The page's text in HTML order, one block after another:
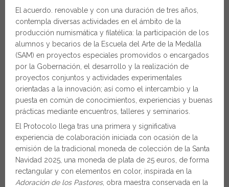
El acuerdo. renovable y con una duración de tres años,
contempla diversas actividades en el ámbito de la
producción numismática y filatélica: la participación de los
alumnos y becarios de la Escuela del Arte de la Medalla
(SAM) en proyectos especiales promovidos o encargados
por la Gobernación, el desarrollo y la realización de
proyectos conjuntos y actividades experimentales
orientadas a la innovación; así como el intercambio y la
puesta en común de conocimientos, experiencias y buenas
prácticas mediante encuentros, talleres y seminarios.
El Protocolo llega tras una primera y significativa
experiencia de colaboración iniciada con ocasión de la
emisión de la tradicional moneda de colección de la Santa
Navidad 2025, una moneda de plata de 25 euros, de forma
rectangular y con elementos en color, inspirada en la
Adoración de los Pastores, obra maestra conservada en la